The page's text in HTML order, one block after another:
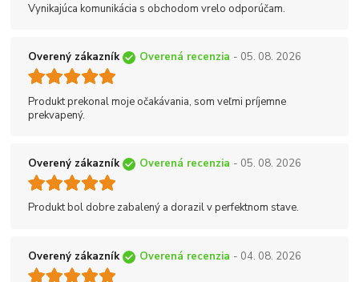
Vynikajúca komunikácia s obchodom vrelo odporúčam.
Overený zákazník Overená recenzia - 05. 08. 2026
Produkt prekonal moje očakávania, som veľmi príjemne
prekvapený.
Overený zákazník Overená recenzia - 05. 08. 2026
Produkt bol dobre zabalený a dorazil v perfektnom stave.
Overený zákazník Overená recenzia - 04. 08. 2026